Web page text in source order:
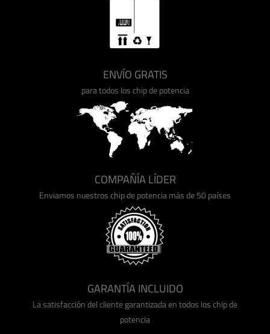
ENVÍO GRATIS
para todos los chip de potencia
COMPAÑÍA LÍDER
Enviamos nuestros chip de potencia más de 50 países
GARANTÍA INCLUIDO
La satisfacción del cliente garantizada en todos los chip de
potencia